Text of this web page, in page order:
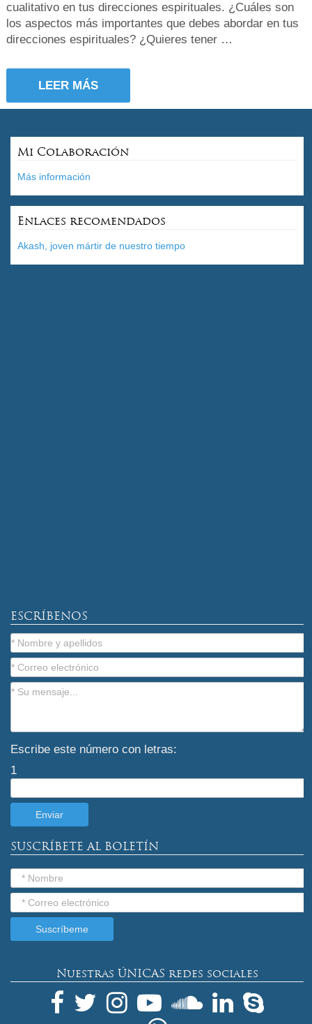
cualitativo en tus direcciones espirituales. ¿Cuáles son
los aspectos más importantes que debes abordar en tus
direcciones espirituales? ¿Quieres tener …
LEER MÁS
Mi Colaboración
Más información
Enlaces recomendados
Akash, joven mártir de nuestro tiempo
ESCRÍBENOS
Escribe este número con letras:
1
SUSCRÍBETE AL BOLETÍN
Nuestras ÚNICAS redes sociales